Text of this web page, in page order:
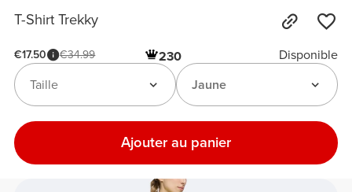
T-Shirt Trekky
€17.50 €34.99 230
Disponible
Jaune
Taille
Ajouter au panier